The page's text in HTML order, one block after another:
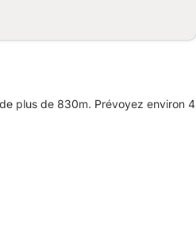
plus de 830m. Prévoyez environ 4